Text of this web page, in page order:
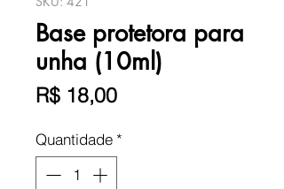
Base protetora para
unha (10ml)
R$ 18,00Preço
Quantidade *